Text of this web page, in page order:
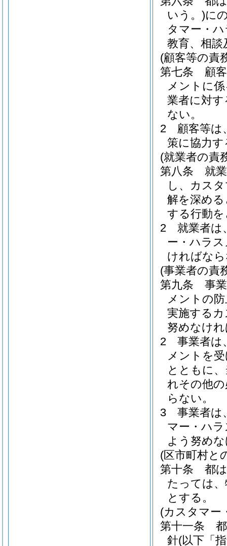
いう。)に
タマー・
教育、相
(顧客等の責
第七条
顧
メントに
業者に対
ない。
2
顧客等は
策に協力
(就業者の責
第八条
就
し、カス
解を深め
する行動
2
就業者は
ー・ハラ
ければな
(事業者の責
第九条
事
メントの
実施する
努めなけ
2
事業者は
メントを
とともに
れその他
らない。
3
事業者は
マー・ハ
よう努め
(区市町村と
第十条
都
たっては
とする。
(カスタマー
第十一条
針(以下「